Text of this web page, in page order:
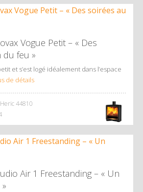
Vogue Petit – « Des
du feu »
et s’est logé idéalement dans l’espace
de détails
44810
Air 1 Freestanding – « Un